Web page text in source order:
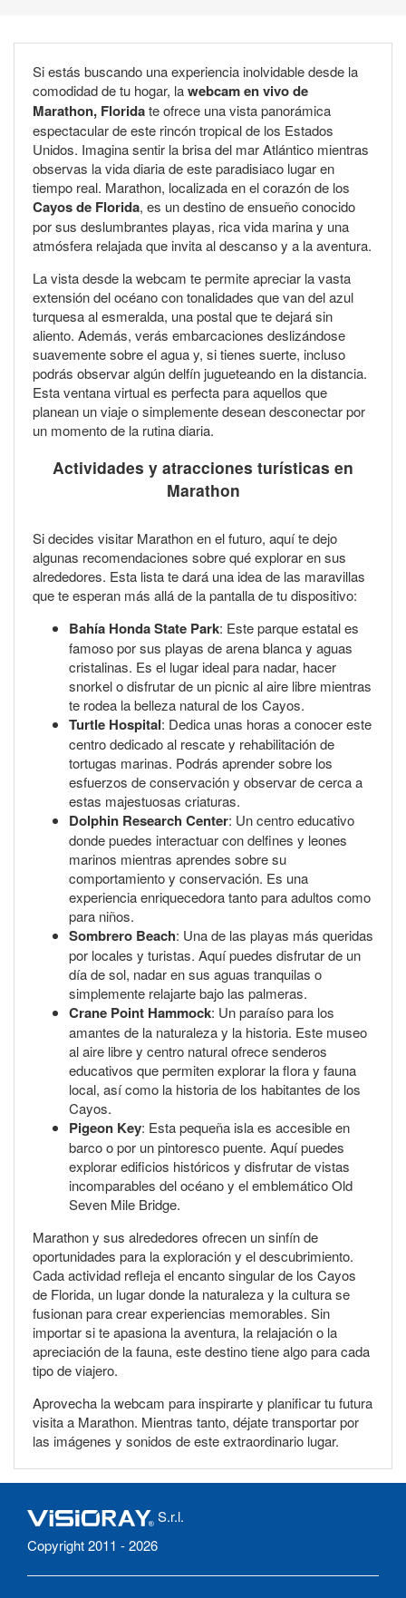
Si estás buscando una experiencia inolvidable desde la
comodidad de tu hogar, lawebcam en vivo de
Marathon, Floridate ofrece una vista panorámica
espectacular de este rincón tropical de los Estados
Unidos. Imagina sentir la brisa del mar Atlántico mientras
observas la vida diaria de este paradisiaco lugar en
tiempo real. Marathon, localizada en el corazón de los
Cayos de Florida, es un destino de ensueño conocido
por sus deslumbrantes playas, rica vida marina y una
atmósfera relajada que invita al descanso y a la aventura.
La vista desde la webcam te permite apreciar la vasta
extensión del océano con tonalidades que van del azul
turquesa al esmeralda, una postal que te dejará sin
aliento. Además, verás embarcaciones deslizándose
suavemente sobre el agua y, si tienes suerte, incluso
podrás observar algún delfín jugueteando en la distancia.
Esta ventana virtual es perfecta para aquellos que
planean un viaje o simplemente desean desconectar por
un momento de la rutina diaria.
Actividades y atracciones turísticas en
Marathon
Si decides visitar Marathon en el futuro, aquí te dejo
algunas recomendaciones sobre qué explorar en sus
alrededores. Esta lista te dará una idea de las maravillas
que te esperan más allá de la pantalla de tu dispositivo:
Bahía Honda State Park: Este parque estatal es
famoso por sus playas de arena blanca y aguas
cristalinas. Es el lugar ideal para nadar, hacer
snorkel o disfrutar de un picnic al aire libre mientras
te rodea la belleza natural de los Cayos.
Turtle Hospital: Dedica unas horas a conocer este
centro dedicado al rescate y rehabilitación de
tortugas marinas. Podrás aprender sobre los
esfuerzos de conservación y observar de cerca a
estas majestuosas criaturas.
Dolphin Research Center: Un centro educativo
donde puedes interactuar con delfines y leones
marinos mientras aprendes sobre su
comportamiento y conservación. Es una
experiencia enriquecedora tanto para adultos como
para niños.
Sombrero Beach: Una de las playas más queridas
por locales y turistas. Aquí puedes disfrutar de un
día de sol, nadar en sus aguas tranquilas o
simplemente relajarte bajo las palmeras.
Crane Point Hammock: Un paraíso para los
amantes de la naturaleza y la historia. Este museo
al aire libre y centro natural ofrece senderos
educativos que permiten explorar la flora y fauna
local, así como la historia de los habitantes de los
Cayos.
Pigeon Key: Esta pequeña isla es accesible en
barco o por un pintoresco puente. Aquí puedes
explorar edificios históricos y disfrutar de vistas
incomparables del océano y el emblemático Old
Seven Mile Bridge.
Marathon y sus alrededores ofrecen un sinfín de
oportunidades para la exploración y el descubrimiento.
Cada actividad refleja el encanto singular de los Cayos
de Florida, un lugar donde la naturaleza y la cultura se
fusionan para crear experiencias memorables. Sin
importar si te apasiona la aventura, la relajación o la
apreciación de la fauna, este destino tiene algo para cada
tipo de viajero.
Aprovecha la webcam para inspirarte y planificar tu futura
visita a Marathon. Mientras tanto, déjate transportar por
las imágenes y sonidos de este extraordinario lugar.
S.r.l.
Copyright 2011 - 2026